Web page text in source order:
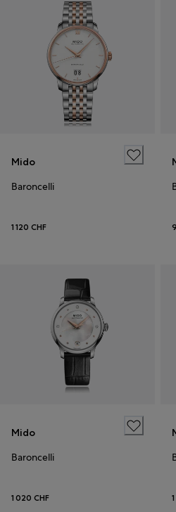
Mido
Baroncelli
1 120 CHF
Mido
Baroncelli
1 020 CHF